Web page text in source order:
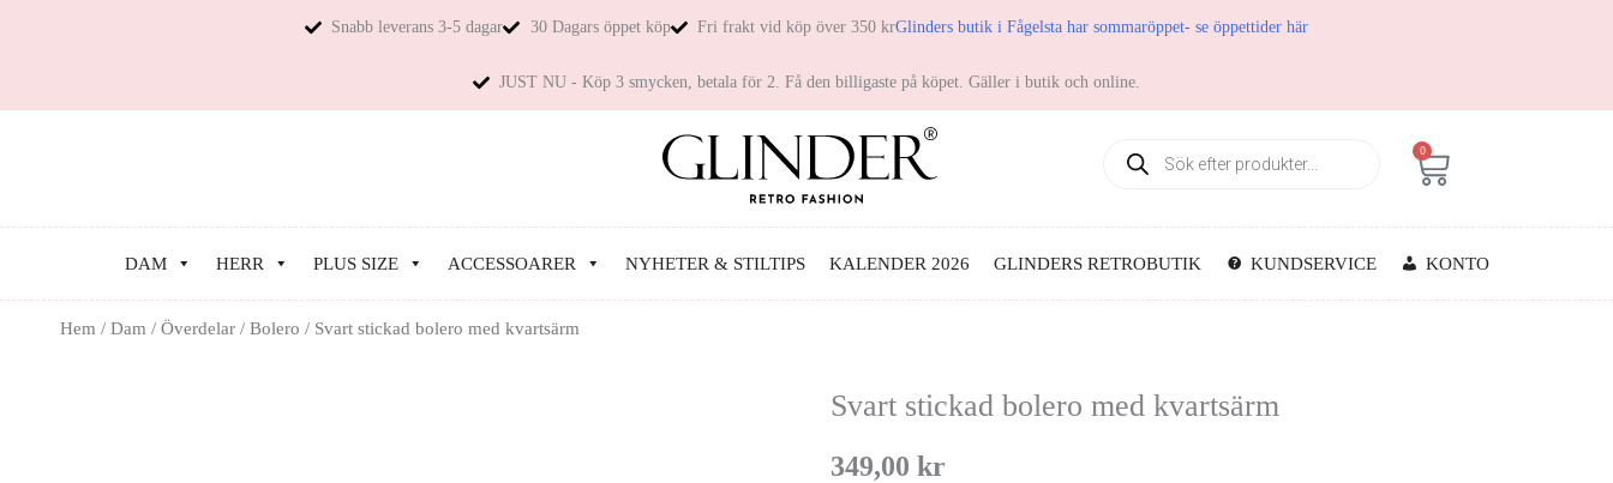
Snabb leverans 3-5 dagar 30 Dagars öppet köp Fri frakt vid köp över 350 krGlinders butik i Fågelsta har sommaröppet- se öppettider här
JUST NU - Köp 3 smycken, betala för 2. Få den billigaste på köpet. Gäller i butik och online.
0
DAM HERR PLUS SIZE ACCESSOARER NYHETER & STILTIPS KALENDER 2026 GLINDERS RETROBUTIK KUNDSERVICE KONTO
Hem / Dam / Överdelar / Bolero / Svart stickad bolero med kvartsärm
Svart stickad bolero med kvartsärm
349,00 kr